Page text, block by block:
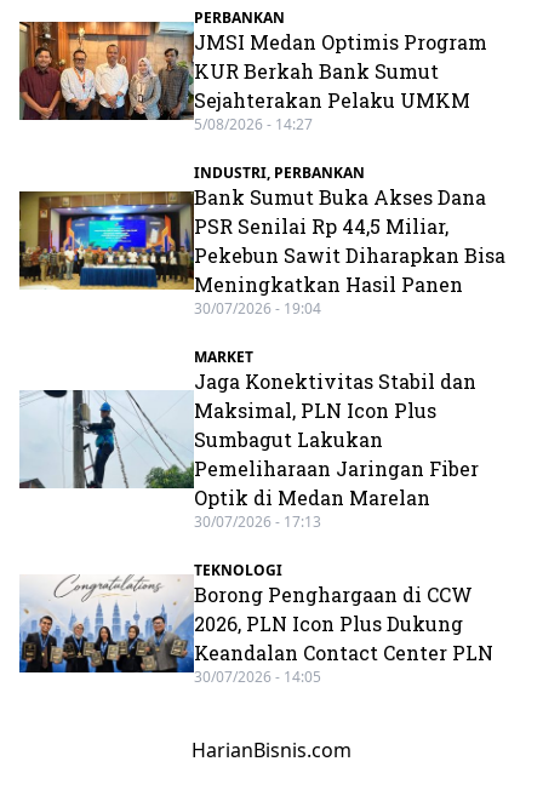
PERBANKAN
JMSI Medan Optimis Program
KUR Berkah Bank Sumut
Sejahterakan Pelaku UMKM
5/08/2026 - 14:27
INDUSTRI, PERBANKAN
Bank Sumut Buka Akses Dana
PSR Senilai Rp 44,5 Miliar,
Pekebun Sawit Diharapkan Bisa
Meningkatkan Hasil Panen
30/07/2026 - 19:04
MARKET
Jaga Konektivitas Stabil dan
Maksimal, PLN Icon Plus
Sumbagut Lakukan
Pemeliharaan Jaringan Fiber
Optik di Medan Marelan
30/07/2026 - 17:13
TEKNOLOGI
Borong Penghargaan di CCW
2026, PLN Icon Plus Dukung
Keandalan Contact Center PLN
30/07/2026 - 14:05
HarianBisnis.com